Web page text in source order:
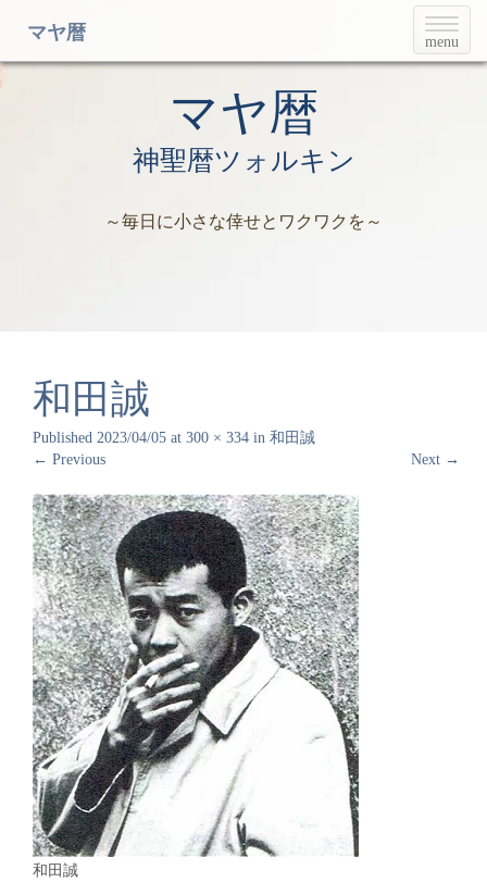
T
o
g
menu
マヤ暦
マヤ暦
神聖暦ツォルキン
～毎日に小さな倖せとワクワクを～
和田誠
Published 2023/04/05 at 300 × 334 in 和田誠
← Previous Next →
和田誠